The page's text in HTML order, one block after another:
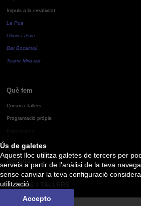
Ús de galetes
Aquest lloc utilitza galetes de tercers per
serveis a partir de l'anàlisi de la teva
sense canviar la teva configuració
utilització.
Accepto
Impuls a la creativitat
La Pua
Oficina Jove
Bar Bocamoll
Teatre Mira-sol
Què fem
Cursos i Tallers
Programació pròpia
Agenda
CURSOS I TALLERS